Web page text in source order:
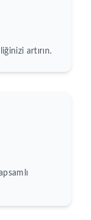
artırın.